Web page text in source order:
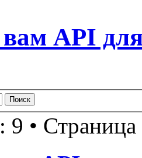
API
• Страница